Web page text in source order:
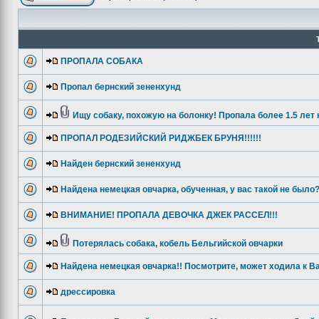
ПРОПАЛА СОБАКА
Пропал бернский зененхунд
Ищу собаку, похожую на болонку! Пропала более 1.5 лет
ПРОПАЛ РОДЕЗИЙСКИЙ РИДЖБЕК БРУНЯ!!!!!!
Найден бернский зененхунд
Найдена немецкая овчарка, обученная, у вас такой не было?
ВНИМАНИЕ! ПРОПАЛА ДЕВОЧКА ДЖЕК РАССЕЛ!!!
Потерялась собака, кобель Бельгийской овчарки
Найдена немецкая овчарка!! Посмотрите, может ходила к
дрессировка